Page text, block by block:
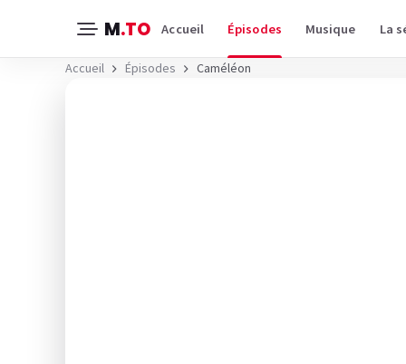
M.TO Accueil Épisodes Musique La
Accueil Épisodes Caméléon